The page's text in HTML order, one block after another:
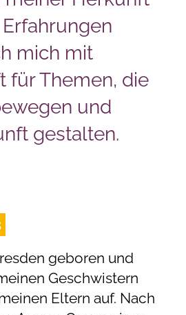
mich mit
für Themen, die
und
gestalten.
geboren und
Geschwistern
Eltern auf. Nach